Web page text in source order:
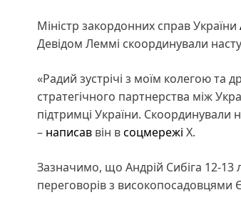
Міністр закордонних справ України
Девідом Леммі скоординували
«Радий зустрічі з моїм колегою та
стратегічного партнерства між
підтримці України. Скоординували
– написав він всоцмережі Х.
Зазначимо, що Андрій Сибіга 12-13
переговорів з високопосадовцями